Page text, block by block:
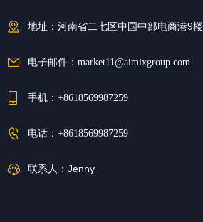
地址： 河南省二七区中国中部电商港9楼
电子邮件： market11@aimixgroup.com
手机： +8618569987259
电话： +8618569987259
联系人： Jenny